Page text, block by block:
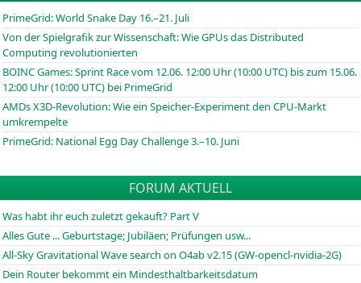
PrimeGrid: World Snake Day 16.–21. Juli
Von der Spielgrafik zur Wissenschaft: Wie GPUs das Distributed
Computing revolutionierten
BOINCGames: Sprint Race vom 12.06. 12:00 Uhr (10:00 UTC) bis zum 15.06.
12:00 Uhr (10:00 UTC) bei PrimeGrid
AMDs X3D-Revolution: Wie ein Speicher-Experiment den CPU-Markt
umkrempelte
PrimeGrid: National Egg Day Challenge 3.–10. Juni
FORUM AKTUELL
Was habt ihr euch zuletzt gekauft? Part V
Alles Gute ... Geburtstage; Jubiläen; Prüfungen usw...
All-Sky Gravitational Wave search on O4ab v2.15 (GW-opencl-nvidia-2G)
Dein Router bekommt ein Mindesthaltbarkeitsdatum